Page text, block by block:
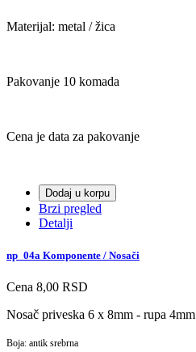
Materijal: metal / žica
Pakovanje 10 komada
Cena je data za pakovanje
Dodaj u korpu
Brzi pregled
Detalji
np_04a Komponente / Nosači
Cena 8,00 RSD
Nosač priveska 6 x 8mm - rupa 4mm
Boja: antik srebrna